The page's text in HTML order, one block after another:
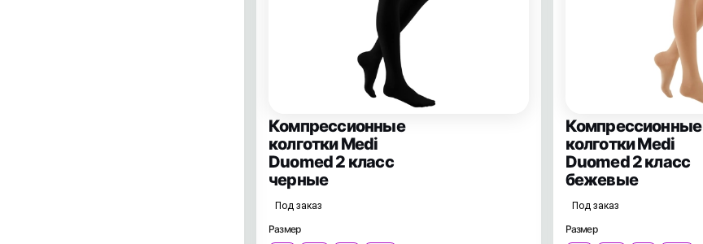
Компрессионные
колготки Medi
Duomed 2 класс
черные
Под заказ
Размер
Компрессионные
колготки Medi
Duomed 2 класс
бежевые
Под заказ
Размер